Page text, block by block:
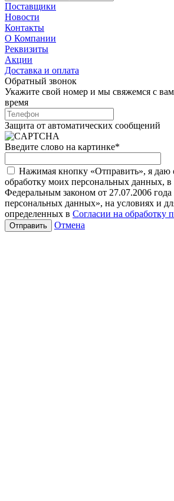
Поставщики
Новости
Контакты
О Компании
Реквизиты
Акции
Доставка и оплата
Обратный звонок
Укажите свой номер и мы свяжемся с
время
Защита от автоматических сообщений
Введите слово на картинке*
Нажимая кнопку «Отправить», я даю
обработку моих персональных данных, в
Федеральным законом от 27.07.2006
персональных данных», на условиях и
определенных в Согласии на обработку
Отмена